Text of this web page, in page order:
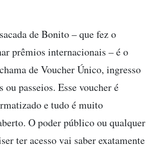
de Bonito – que fez o
prêmios internacionais – é o
de Voucher Único, ingresso
ou passeios. Esse voucher é
e tudo é muito
O poder público ou qualquer
ter acesso vai saber exatamente